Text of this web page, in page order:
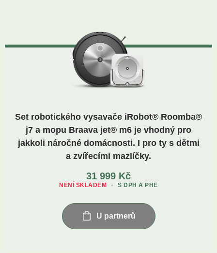
Set robotického vysavače iRobot® Roomba®
j7 a mopu Braava jet® m6 je vhodný pro
jakkoli náročné domácnosti. I pro ty s dětmi
a zvířecími mazlíčky.
31 999 Kč
S DPH A PHE
NENÍ SKLADEM
U partnerů